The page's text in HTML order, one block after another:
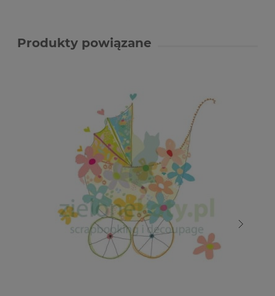
Produkty powiązane